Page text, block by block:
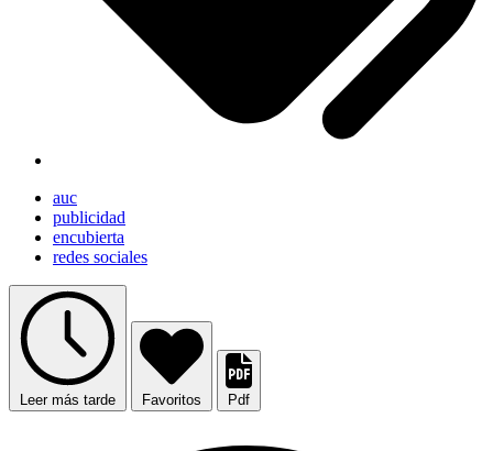
auc
publicidad
encubierta
redes sociales
Leer más tarde Favoritos Pdf